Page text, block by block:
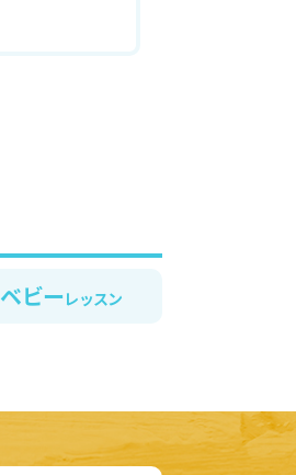
ベビーレッスン